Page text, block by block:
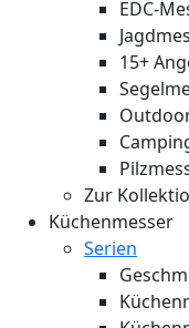
EDC-
15+
Zur
Küchenmesser
Serien